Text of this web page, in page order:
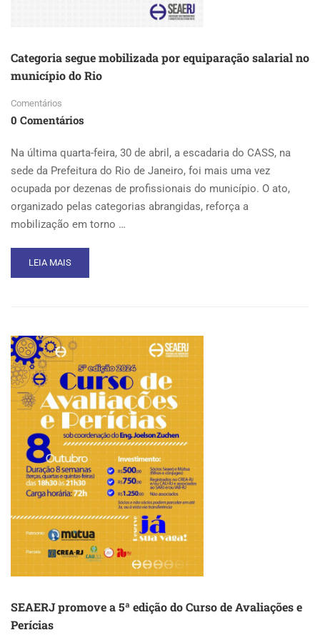
Categoria segue mobilizada por equiparação salarial no
município do Rio
Comentários
0 Comentários
Na última quarta-feira, 30 de abril, a escadaria do CASS, na
sede da Prefeitura do Rio de Janeiro, foi mais uma vez
ocupada por dezenas de profissionais do município. O ato,
organizado pelas categorias abrangidas, reforça a
mobilização em torno …
READ
MORE
POR
EQUIPARAÇÃO
SALARIAL
NO
MUNICÍPIO
DO
RIO
LEIA MAIS
SEAERJ promove a 5ª edição do Curso de Avaliações e
Perícias